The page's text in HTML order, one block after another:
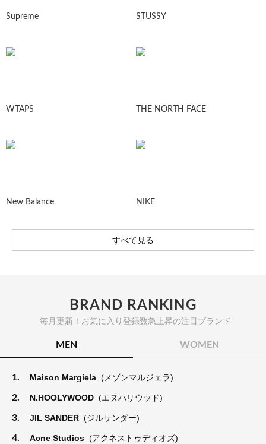
Supreme STUSSY
WTAPS THE NORTH FACE
New Balance NIKE
すべて見る
BRAND RANKING
毎月更新！お気に入り登録数急上昇の注目ブランド
MEN WOMEN
1. Maison Margiela (メゾンマルジェラ)
2. N.HOOLYWOOD (エヌハリウッド)
3. JIL SANDER (ジルサンダー)
4. Acne Studios (アクネストゥディオズ)